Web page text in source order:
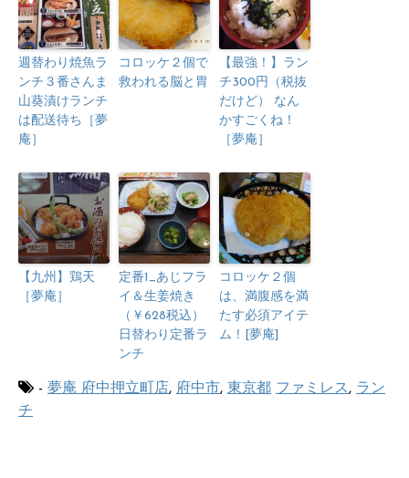
週替わり焼魚ラ
ンチ３番さんま
山葵漬けランチ
は配送待ち［夢
庵］
コロッケ２個で
救われる脳と胃
【最強！】ラン
チ300円（税抜
だけど） なん
かすごくね！
［夢庵］
【九州】鶏天
［夢庵］
定番1_あじフラ
イ＆生姜焼き
（￥628税込）
日替わり定番ラ
ンチ
コロッケ２個
は、満腹感を満
たす必須アイテ
ム！ [夢庵]
- 夢庵 府中押立町店, 府中市, 東京都 ファミレス, ラン
チ